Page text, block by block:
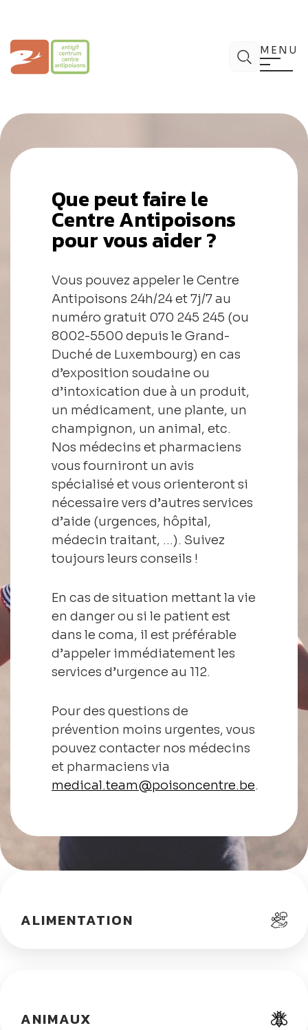
Centre Antipoisons Chercher
MENU
Que peut faire le
Centre Antipoisons
pour vous aider ?
Vous pouvez appeler le Centre
Antipoisons 24h/24 et 7j/7 au
numéro gratuit 070 245 245 (ou
8002-5500 depuis le Grand-
Duché de Luxembourg) en cas
d’exposition soudaine ou
d’intoxication due à un produit,
un médicament, une plante, un
champignon, un animal, etc.
Nos médecins et pharmaciens
vous fourniront un avis
spécialisé et vous orienteront si
nécessaire vers d’autres services
d’aide (urgences, hôpital,
médecin traitant, …). Suivez
toujours leurs conseils !
En cas de situation mettant la vie
en danger ou si le patient est
dans le coma, il est préférable
d’appeler immédiatement les
services d’urgence au 112.
Pour des questions de
prévention moins urgentes, vous
pouvez contacter nos médecins
et pharmaciens via
medical.team@poisoncentre.be.
ALIMENTATION
ANIMAUX